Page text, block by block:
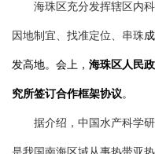
海珠区充分发挥辖区内
因地制宜、找准定位、串珠
发高地。会上， 海珠区人民
究所签订合作框架协议。
据介绍，中国水产科学